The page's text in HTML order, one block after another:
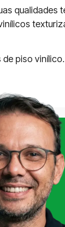
qualidades
piso vinílico.